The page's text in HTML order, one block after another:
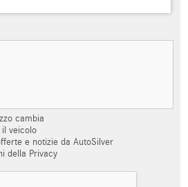
cambia
veicolo
e notizie da AutoSilver
della Privacy